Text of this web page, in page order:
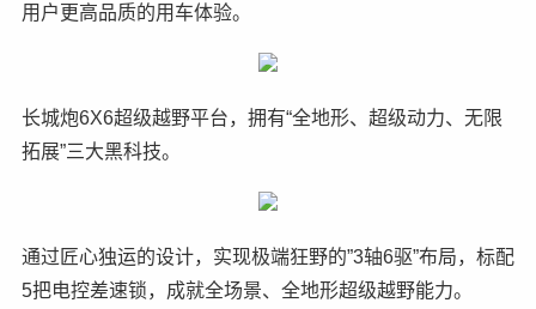
用户更高品质的用车体验。
长城炮6X6超级越野平台，拥有“全地形、超级动力、无限
拓展”三大黑科技。
通过匠心独运的设计，实现极端狂野的”3轴6驱”布局，标配
5把电控差速锁，成就全场景、全地形超级越野能力。